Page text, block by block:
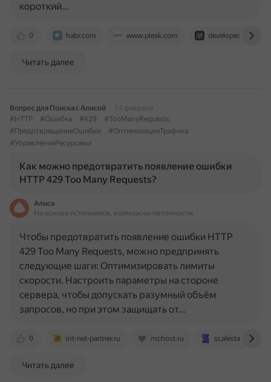
0 habr.com www.plesk.com
короткий…
Читать далее
Вопрос для Поиска с Алисой
14 февраля
#HTTP
#Ошибка #429
#TooManyRequests
#ПредотвращениеОшибки
#ОптимизацияТрафика
#УправлениеРесурсами
Как можно предотвратить появление ошибки
HTTP 429 Too Many Requests?
Алиса
На основе источников, возможны неточности
0 int-net-partner.ru mchost.ru scalesta.com
Чтобы предотвратить появление ошибки HTTP
429 Too Many Requests, можно предпринять
следующие шаги: Оптимизировать лимиты
скорости. Настроить параметры на стороне
сервера, чтобы допускать разумный объём
запросов, но при этом защищать от…
Читать далее